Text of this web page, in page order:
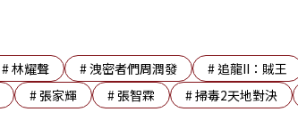
#林耀聲 #洩密者們周潤發 #追龍II：賊王
#張家輝 #張智霖 #掃毒2天地對決